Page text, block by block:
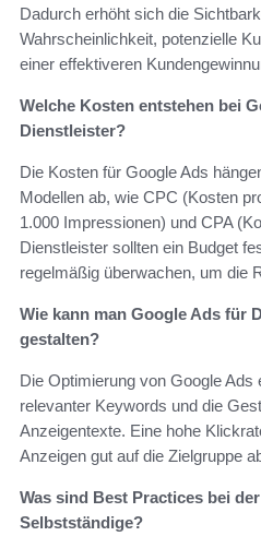
Dadurch erhöht sich die
Wahrscheinlichkeit, potenzielle
einer effektiveren
Welche Kosten entstehen bei
Dienstleister?
Die Kosten für Google Ads
Modellen ab, wie CPC (Kosten
1.000 Impressionen) und CPA
Dienstleister sollten ein Budget
regelmäßig überwachen, um die
Wie kann man Google Ads für
gestalten?
Die Optimierung von Google Ads
relevanter Keywords und die
Anzeigentexte. Eine hohe
Anzeigen gut auf die Zielgruppe
Was sind Best Practices bei
Selbstständige?